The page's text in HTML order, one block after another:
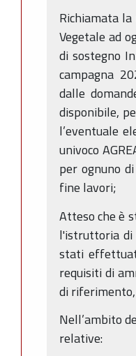
Richiamata
Vegetale ad
di sostegno
campagna
dalle
disponibile,
l’eventuale
univoco
per ognuno
fine lavori;
Atteso che è
l'istruttoria
stati
requisiti di
di
Nell’ambito
relative: